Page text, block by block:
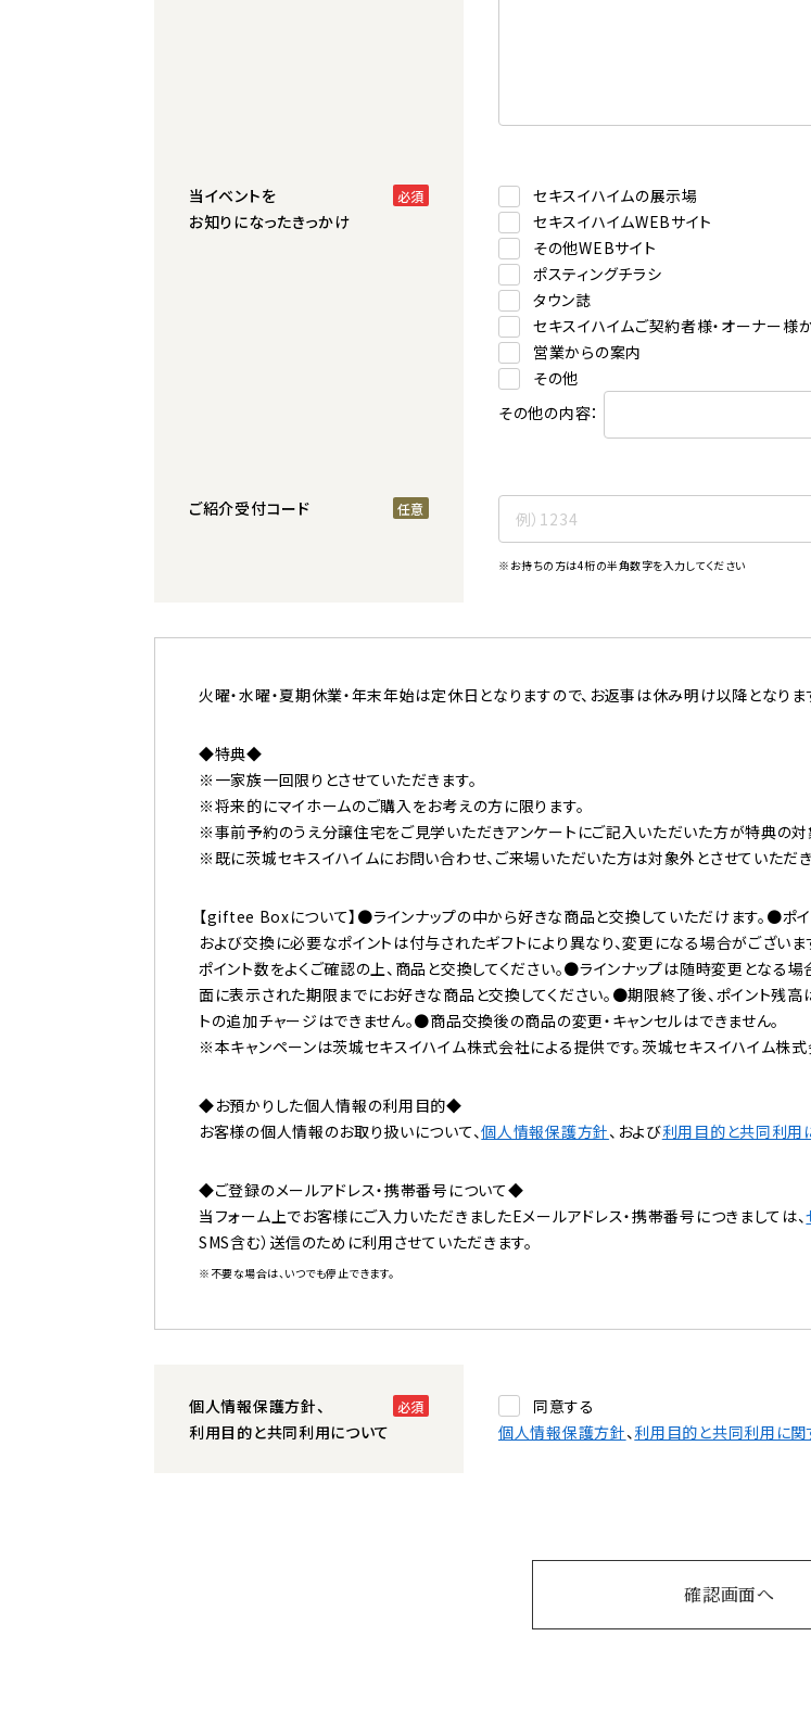
当イベントを
お知りになったきっかけ
セキスイハイムの展示場
セキスイハイムWEBサイト
その他WEBサイト
ポスティングチラシ
タウン誌
セキスイハイムご契約者様・オーナー様
営業からの案内
その他
その他の内容：
ご紹介受付コード
※お持ちの方は4桁の半角数字を入力してください
火曜・水曜・夏期休業・年末年始は定休日となりますので、お返事は休み明け以降となりま
◆特典◆
※一家族一回限りとさせていただきます。
※将来的にマイホームのご購入をお考えの方に限ります。
※事前予約のうえ分譲住宅をご見学いただきアンケートにご記入いただいた方が特典の対
※既に茨城セキスイハイムにお問い合わせ、ご来場いただいた方は対象外とさせていただき
【giftee Boxについて】●ラインナップの中から好きな商品と交換していただけます。●ポ
および交換に必要なポイントは付与されたギフトにより異なり、変更になる場合がござい
ポイント数をよくご確認の上、商品と交換してください。●ラインナップは随時変更となる
面に表示された期限までにお好きな商品と交換してください。●期限終了後、ポイント残高
トの追加チャージはできません。●商品交換後の商品の変更・キャンセルはできません。
※本キャンペーンは茨城セキスイハイム株式会社による提供です。茨城セキスイハイム株
◆お預かりした個人情報の利用目的◆
お客様の個人情報のお取り扱いについて、個人情報保護方針、および利用目的と共同利用
◆ご登録のメールアドレス・携帯番号について◆
当フォーム上でお客様にご入力いただきましたEメールアドレス・携帯番号につきましては、
SMS含む）送信のために利用させていただきます。
※不要な場合は、いつでも停止できます。
個人情報保護方針、
利用目的と共同利用について
同意する
個人情報保護方針、利用目的と共同利用に関